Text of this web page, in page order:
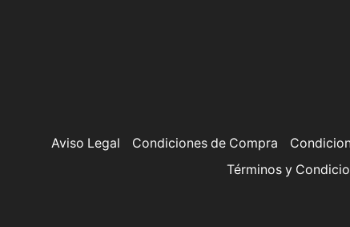
Aviso Legal Condiciones de Compra
Términos y